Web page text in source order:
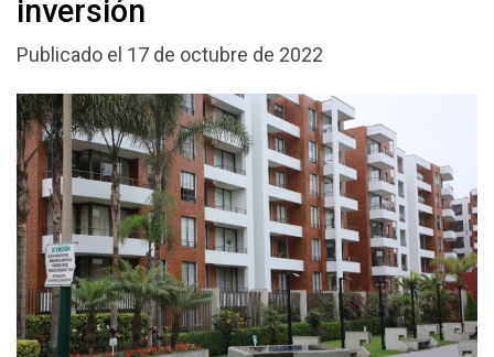
inversión
Publicado el 17 de octubre de 2022